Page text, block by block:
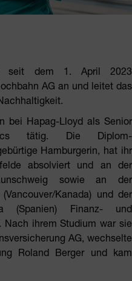
seit dem 1. April 2023
AG an und leitet das
bei Hapag-Lloyd als Senior
tätig. Die Diplom-
Hamburgerin, hat ihr
absolviert und an der
sowie an der
Kanada) und der
(Spanien) Finanz- und
ihrem Studium war sie
AG, wechselte
Roland Berger und kam